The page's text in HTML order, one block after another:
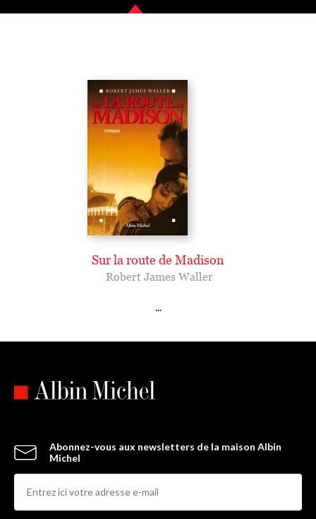
Sur la route de Madison
Robert James Waller
...
Abonnez-vous aux newsletters de la maison Albin
Michel